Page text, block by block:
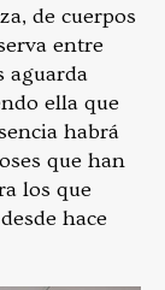
de cuerpos
entre
aguarda
ella que
habrá
que han
los que
hace